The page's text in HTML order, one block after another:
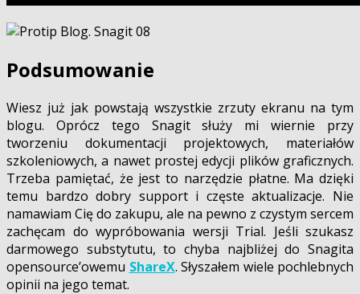
Podsumowanie
Wiesz już jak powstają wszystkie zrzuty ekranu na tym
blogu. Oprócz tego Snagit służy mi wiernie przy
tworzeniu dokumentacji projektowych, materiałów
szkoleniowych, a nawet prostej edycji plików graficznych.
Trzeba pamiętać, że jest to narzędzie płatne. Ma dzięki
temu bardzo dobry support i częste aktualizacje. Nie
namawiam Cię do zakupu, ale na pewno z czystym sercem
zachęcam do wypróbowania wersji Trial. Jeśli szukasz
darmowego substytutu, to chyba najbliżej do Snagita
opensource’owemu ShareX. Słyszałem wiele pochlebnych
opinii na jego temat.